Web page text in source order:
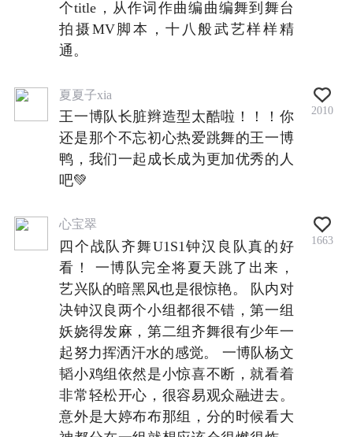
个title，从作词作曲编曲编舞到舞台
拍摄MV脚本，十八般武艺样样精
通。
夏夏子xia
王一博队长脏辫造型太酷啦！！！你
还是那个不忘初心热爱跳舞的王一博
鸭，我们一起成长成为更加优秀的人
吧💚
2010
心宝翠
四个战队齐舞U1S1钟汉良队真的好
看！ 一博队完全将夏天跳了出来，
艺兴队的暗黑风也是很惊艳。 队内对
决钟汉良两个小组都很不错，第一组
妖娆得发麻，第二组齐舞很有少年一
起努力挥洒汗水的感觉。 一博队杨文
韬小鸡组依然是小惊喜不断，就看着
非常轻松开心，很容易观众融进去。
意外是大婷布布那组，分的时候看大
1663